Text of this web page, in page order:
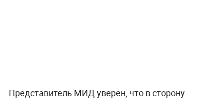
Представитель МИД уверен, что в сторону